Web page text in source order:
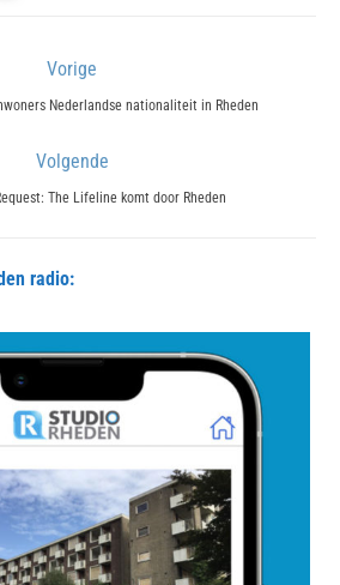
Vorige
Nederlandse nationaliteit in Rheden
Volgende
The Lifeline komt door Rheden
radio: